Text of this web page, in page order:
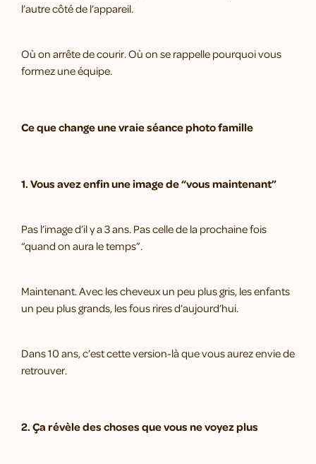
l’autre côté de l’appareil.
Où on arrête de courir. Où on se rappelle pourquoi vous
formez une équipe.
Ce que change une vraie séance photo famille
1. Vous avez enfin une image de “vous maintenant”
Pas l’image d’il y a 3 ans. Pas celle de la prochaine fois
“quand on aura le temps”.
Maintenant. Avec les cheveux un peu plus gris, les enfants
un peu plus grands, les fous rires d’aujourd’hui.
Dans 10 ans, c’est cette version-là que vous aurez envie de
retrouver.
2. Ça révèle des choses que vous ne voyez plus